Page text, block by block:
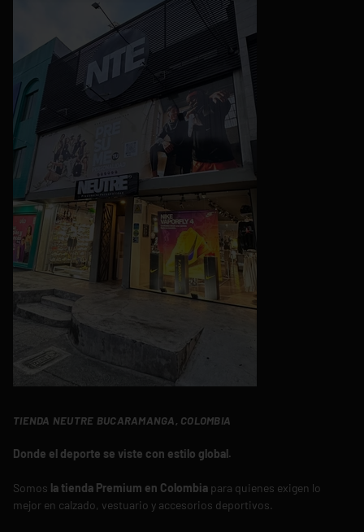
TIENDA NEUTRE BUCARAMANGA, COLOMBIA
Donde el deporte se viste con estilo global.
Somos la tienda Premium en Colombia para quienes exigen lo
mejor en calzado, vestuario y accesorios deportivos.